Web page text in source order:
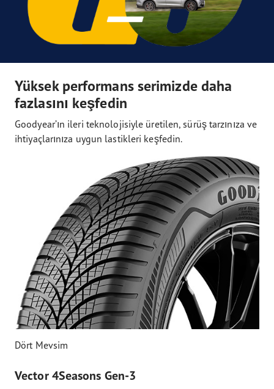
Yüksek performans serimizde daha
fazlasını keşfedin
Goodyear’ın ileri teknolojisiyle üretilen, sürüş tarzınıza ve
ihtiyaçlarınıza uygun lastikleri keşfedin.
Dört Mevsim
Vector 4Seasons Gen-3